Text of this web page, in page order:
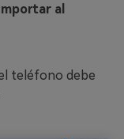
al
teléfono debe